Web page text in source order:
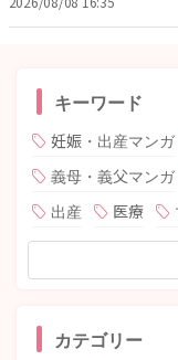
キーワード
妊娠・出産マンガ
義母・義父マンガ
出産
医療
カテゴリー